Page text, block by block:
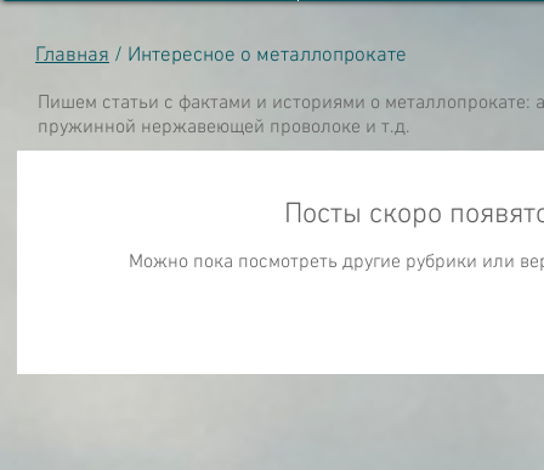
Главная / Интересное о металлопрокате
Пишем статьи с фактами и историями о металлопрокате:
пружинной нержавеющей проволоке и т.д.
Посты скоро
Можно пока посмотреть другие рубрики или